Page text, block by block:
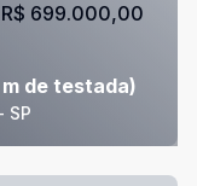
m de testada)
SP
R$ 699.000,00